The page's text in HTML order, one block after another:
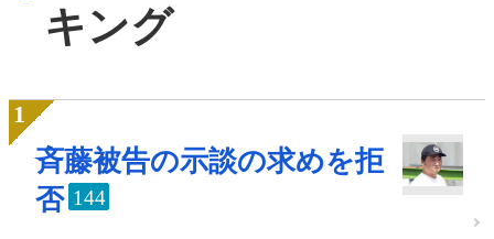
キング
斉藤被告の示談の求めを拒
否 144